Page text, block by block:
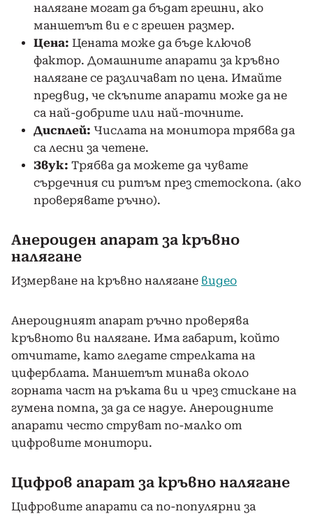
налягане могат да бъдат грешни, ако
маншетът ви е с грешен размер.
Цена: Цената може да бъде ключов
фактор. Домашните апарати за кръвно
налягане се различават по цена. Имайте
предвид, че скъпите апарати може да не
са най-добрите или най-точните.
Дисплей: Числата на монитора трябва да
са лесни за четене.
Звук: Трябва да можете да чувате
сърдечния си ритъм през стетоскопа. (ако
проверявате ръчно).
Анероиден апарат за кръвно
налягане
Измерване на кръвно налягане видео
Анероидният апарат ръчно проверява
кръвното ви налягане. Има габарит, който
отчитате, като гледате стрелката на
циферблата. Маншетът минава около
горната част на ръката ви и чрез стискане на
гумена помпа, за да се надуе. Анероидните
апарати често струват по-малко от
цифровите монитори.
Цифров апарат за кръвно налягане
Цифровите апарати са по-популярни за